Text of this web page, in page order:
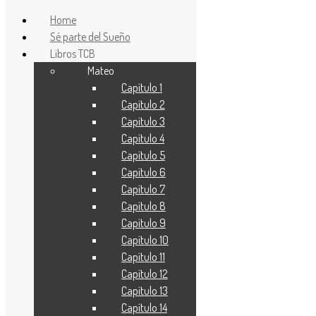
Proyecto Ευαγγελιο
Traducción contemporánea de la Biblia(TCB)
Home
Sé parte del Sueño
Libros TCB
Mateo
Capítulo 1
Capítulo 2
Capítulo 3
Capítulo 4
Capítulo 5
Capítulo 6
Capítulo 7
Capítulo 8
Capítulo 9
Capítulo 10
Capítulo 11
Capítulo 12
Capítulo 13
Capítulo 14